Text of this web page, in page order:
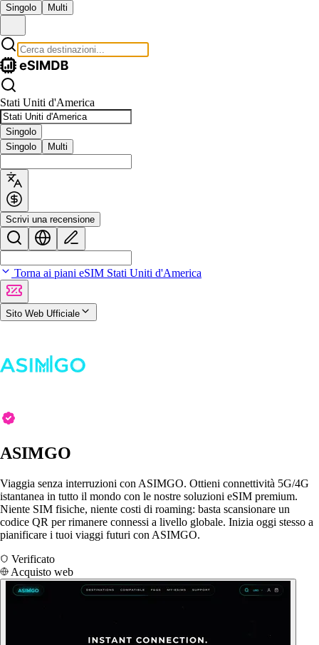
Singolo Multi
Stati Uniti d'America
Singolo
Singolo
Multi
Scrivi una recensione
Torna ai piani eSIM Stati Uniti d'America
Sito Web Ufficiale
ASIMGO
Viaggia senza interruzioni con ASIMGO. Ottieni connettività 5G/4G
istantanea in tutto il mondo con le nostre soluzioni eSIM premium.
Niente SIM fisiche, niente costi di roaming: basta scansionare un
codice QR per rimanere connessi a livello globale. Inizia oggi stesso a
pianificare i tuoi viaggi futuri con ASIMGO.
Verificato
Acquisto web